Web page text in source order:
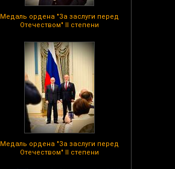
Медаль ордена "За заслуги перед
Отечеством" II степени
Медаль ордена "За заслуги перед
Отечеством" II степени